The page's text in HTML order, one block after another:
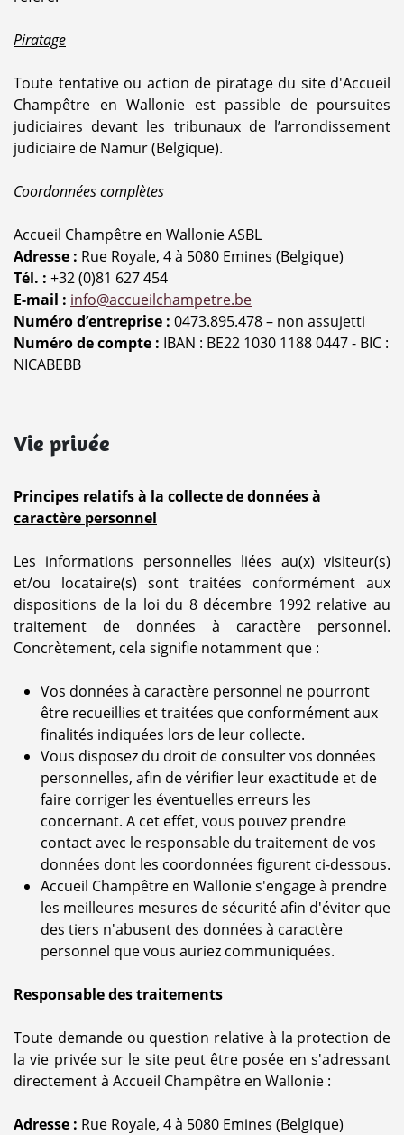
Piratage
Toute tentative ou action de piratage du site d'Accueil
Champêtre en Wallonie est passible de poursuites
judiciaires devant les tribunaux de l’arrondissement
judiciaire de Namur (Belgique).
Coordonnées complètes
Accueil Champêtre en Wallonie ASBL
Adresse : Rue Royale, 4 à 5080 Emines (Belgique)
Tél. : +32 (0)81 627 454
E-mail : info@accueilchampetre.be
Numéro d’entreprise : 0473.895.478 – non assujetti
Numéro de compte : IBAN : BE22 1030 1188 0447 - BIC :
NICABEBB
Vie privée
Principes relatifs à la collecte de données à
caractère personnel
Les informations personnelles liées au(x) visiteur(s)
et/ou locataire(s) sont traitées conformément aux
dispositions de la loi du 8 décembre 1992 relative au
traitement de données à caractère personnel.
Concrètement, cela signifie notamment que :
Vos données à caractère personnel ne pourront
être recueillies et traitées que conformément aux
finalités indiquées lors de leur collecte.
Vous disposez du droit de consulter vos données
personnelles, afin de vérifier leur exactitude et de
faire corriger les éventuelles erreurs les
concernant. A cet effet, vous pouvez prendre
contact avec le responsable du traitement de vos
données dont les coordonnées figurent ci-dessous.
Accueil Champêtre en Wallonie s'engage à prendre
les meilleures mesures de sécurité afin d'éviter que
des tiers n'abusent des données à caractère
personnel que vous auriez communiquées.
Responsable des traitements
Toute demande ou question relative à la protection de
la vie privée sur le site peut être posée en s'adressant
directement à Accueil Champêtre en Wallonie :
Adresse : Rue Royale, 4 à 5080 Emines (Belgique)